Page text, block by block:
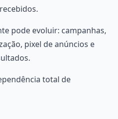
pode evoluir: campanhas,
pixel de anúncios e
total de